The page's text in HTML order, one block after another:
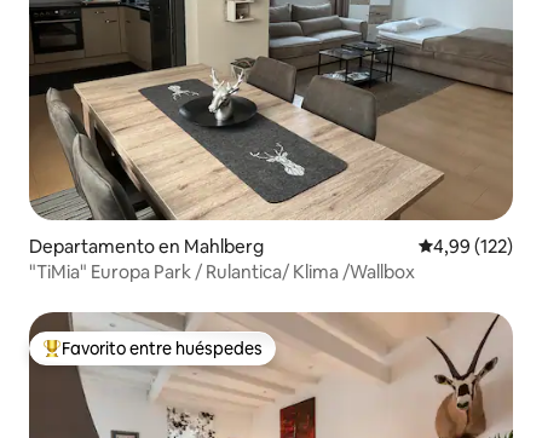
Departamento en Mahlberg Calificación
4,99 (122)
"TiMia" Europa Park / Rulantica/ Klima /Wallbox
Favorito entre los huéspedes más destacados
Favorito entre huéspedes